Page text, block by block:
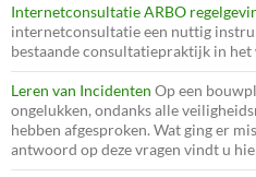
Internetconsultatie ARBO
internetconsultatie een nuttig
bestaande consultatiepraktijk in het
Leren van Incidenten Op een
ongelukken, ondanks alle
hebben afgesproken. Wat ging er
antwoord op deze vragen vindt u